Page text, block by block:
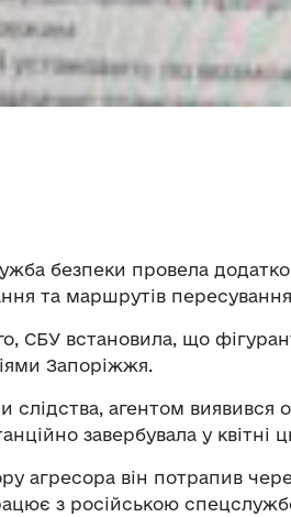
безпеки провела
та маршрутів
СБУ встановила, що
Запоріжжя.
слідства, агентом виявився
завербувала у квітні
агресора він потрапив
з російською